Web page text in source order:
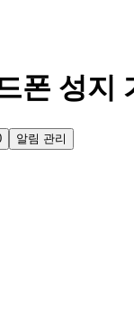
폰 성지
알림 관리